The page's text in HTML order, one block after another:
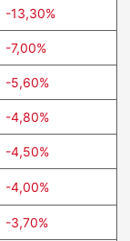
-13,30%
-7,00%
-5,60%
-4,80%
-4,50%
-4,00%
-3,70%